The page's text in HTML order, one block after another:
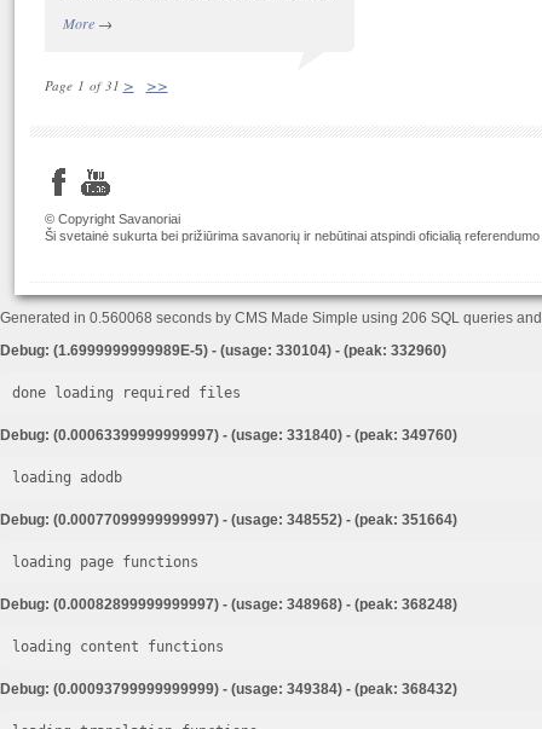
More→
Page 1 of 31 > >>
© Copyright Savanoriai
Ši svetainė sukurta bei prižiūrima savanorių ir nebūtinai atspindi oficialią
Generated in 0.560068 seconds by CMS Made Simple using 206 SQL queries
Debug: (1.6999999999989E-5) - (usage: 330104) - (peak: 332960)
done loading required files
Debug: (0.00063399999999997) - (usage: 331840) - (peak: 349760)
loading adodb
Debug: (0.00077099999999997) - (usage: 348552) - (peak: 351664)
loading page functions
Debug: (0.00082899999999997) - (usage: 348968) - (peak: 368248)
loading content functions
Debug: (0.00093799999999999) - (usage: 349384) - (peak: 368432)